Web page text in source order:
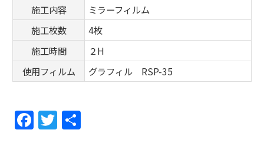
施工内容
ミラーフィルム
施工枚数
4枚
施工時間
２H
使用フィルム
グラフィル RSP-35
F
a
T
w